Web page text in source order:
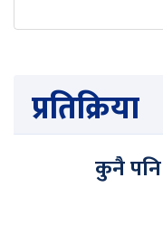
प्रतिक्रिया
कुनै पनि